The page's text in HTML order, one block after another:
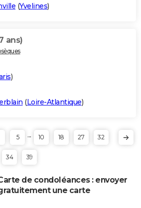
(Yvelines)
ans)
)
(Loire-Atlantique)
5 ... 10 18 27 32
34 39
de condoléances : envoyer
une carte